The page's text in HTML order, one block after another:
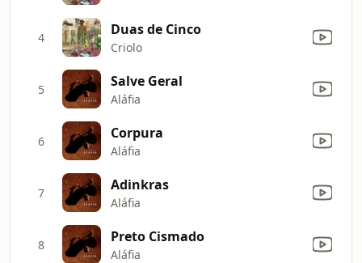
4 Duas de Cinco
Criolo
5 Salve Geral
Aláfia
6 Corpura
Aláfia
7 Adinkras
Aláfia
8 Preto Cismado
Aláfia